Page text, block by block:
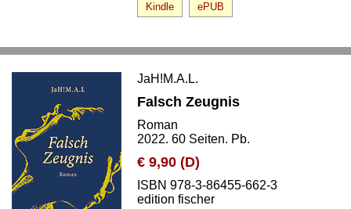
Kindle ePUB
JaH!M.A.L.
Falsch Zeugnis
Roman
2022. 60 Seiten. Pb.
€ 9,90 (D)
ISBN 978-3-86455-662-3
edition fischer